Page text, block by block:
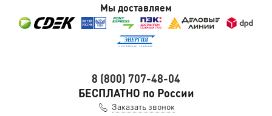
Мы доставляем
8 (800) 707-48-04
БЕСПЛАТНО по России
Заказать звонок